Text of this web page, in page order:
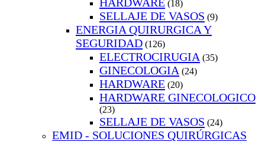
(18)
SELLAJE DE VASOS (9)
ENERGIA QUIRURGICA Y
SEGURIDAD (126)
ELECTROCIRUGIA (35)
GINECOLOGIA (24)
HARDWARE (20)
HARDWARE GINECOLOGICO
(23)
SELLAJE DE VASOS (24)
EMID - SOLUCIONES QUIRÚRGICAS